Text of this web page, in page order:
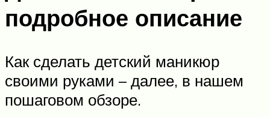
подробное описание
Как сделать детский маникюр
своими руками – далее, в нашем
пошаговом обзоре.